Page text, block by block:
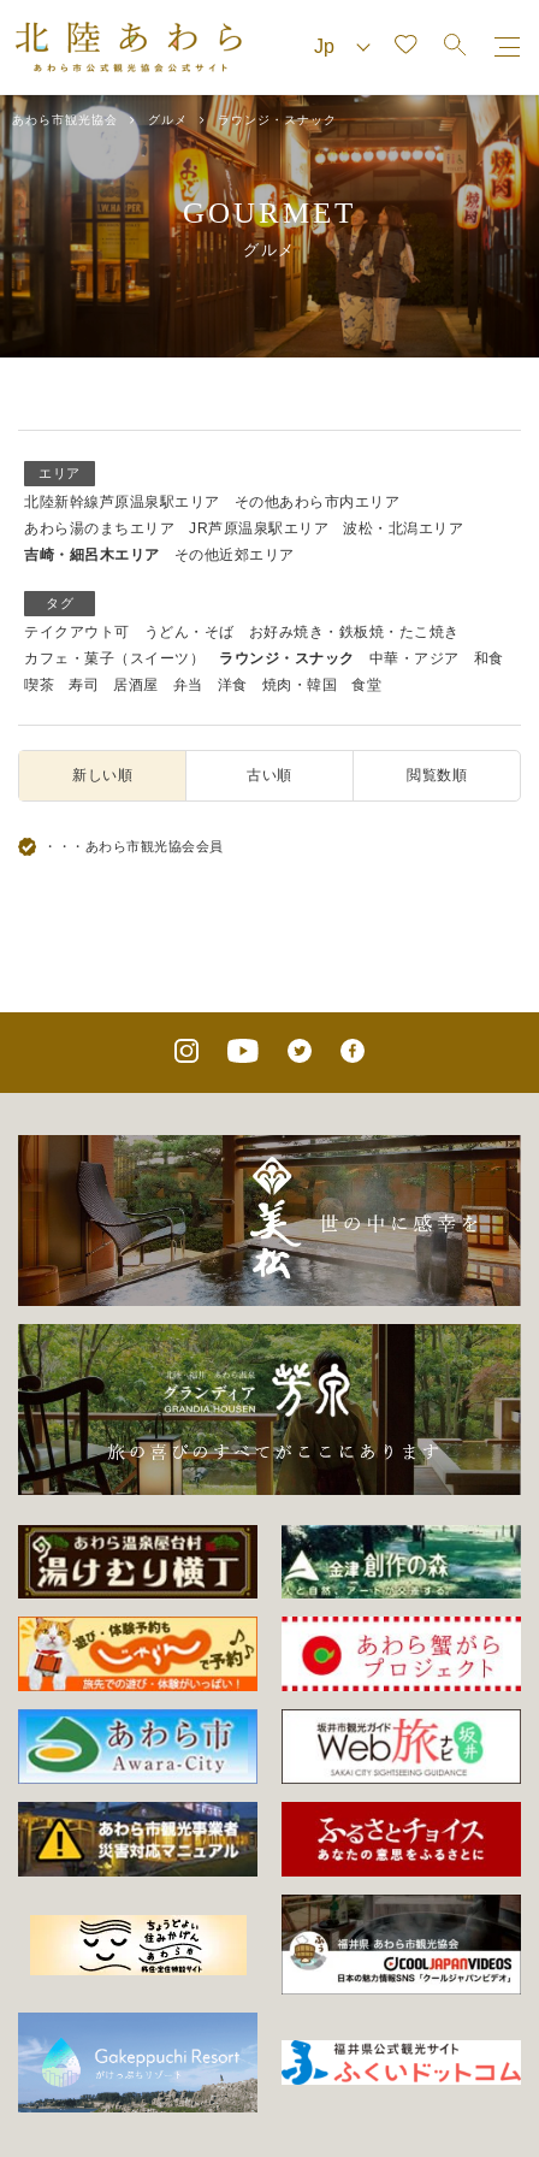
あわら市観光協会 グルメ ラウンジ・スナック
GOURMET
グルメ
エリア
北陸新幹線芦原温泉駅エリア
その他あわら市内エリア
あわら湯のまちエリア
JR芦原温泉駅エリア
波松・北潟エリア
吉崎・細呂木エリア
その他近郊エリア
タグ
テイクアウト可 うどん・そば
お好み焼き・鉄板焼・たこ焼き
カフェ・菓子（スイーツ）
ラウンジ・スナック 中華・アジア
和食
喫茶
寿司 居酒屋 弁当 洋食 焼肉・韓国 食堂
新しい順 古い順 閲覧数順
・・・あわら市観光協会会員